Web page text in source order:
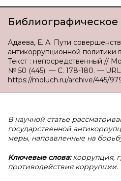
Библиографическое
Адаева, Е. А. Пути
антикоррупционной
Текст : непосредственный //
№ 50 (445). — С. 178-180. —
https://moluch.ru/archive/445/
В научной статье
государственной
меры, направленные на
Ключевые слова:коррупция,
противодействия коррупции.